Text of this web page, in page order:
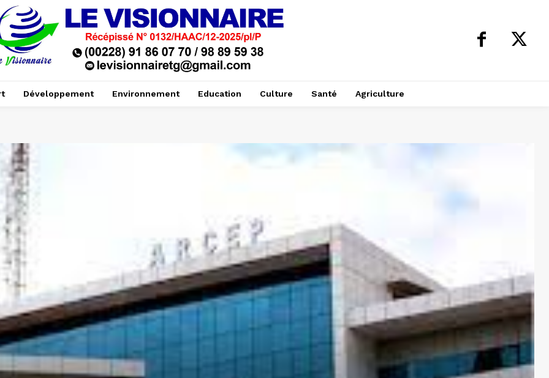
Développement Environnement Education Culture Santé Agriculture